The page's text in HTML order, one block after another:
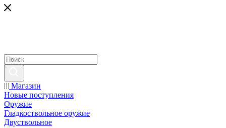
Магазин
Новые поступления
Оружие
Гладкоствольное оружие
Двуствольное